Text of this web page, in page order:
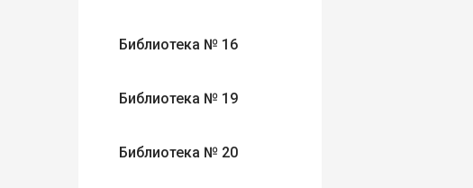
Библиотека № 16
Библиотека № 19
Библиотека № 20